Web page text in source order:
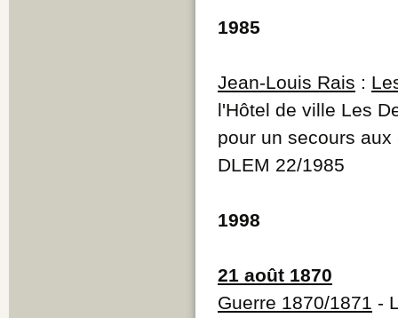
1985
Jean-Louis Rais :
l'Hôtel de ville Les
pour un secours
DLEM 22/1985
1998
21 août 1870
Guerre 1870/1871 -